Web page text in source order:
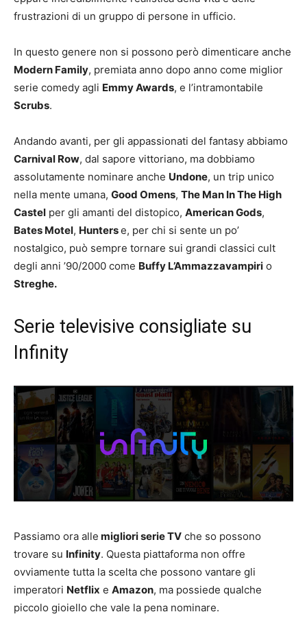
frustrazioni di un gruppo di persone in ufficio.
In questo genere non si possono però dimenticare anche
Modern Family, premiata anno dopo anno come miglior
serie comedy agli Emmy Awards, e l’intramontabile
Scrubs.
Andando avanti, per gli appassionati del fantasy abbiamo
Carnival Row, dal sapore vittoriano, ma dobbiamo
assolutamente nominare anche Undone, un trip unico
nella mente umana, Good Omens, The Man In The High
Castel per gli amanti del distopico, American Gods,
Bates Motel, Hunterse, per chi si sente un po’
nostalgico, può sempre tornare sui grandi classici cult
degli anni ’90/2000 come Buffy L’Ammazzavampiri o
Streghe.
Serie televisive consigliate su
Infinity
Passiamo ora alle migliori serie TV che so possono
trovare su Infinity. Questa piattaforma non offre
ovviamente tutta la scelta che possono vantare gli
imperatori Netflix e Amazon, ma possiede qualche
piccolo gioiello che vale la pena nominare.